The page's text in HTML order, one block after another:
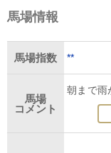
馬場情報
馬場指数 **
馬場
コメント
朝まで雨